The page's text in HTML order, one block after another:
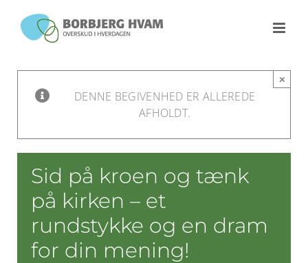
content
DENNE BEGIVENHED ER ALLEREDE
AFHOLDT.
×
Sid på kroen og tænk
på kirken – et
rundstykke og en dram
for din mening!